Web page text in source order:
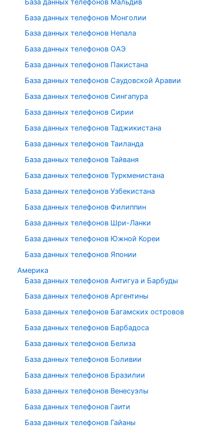
База данных телефонов Монголии
База данных телефонов Непала
База данных телефонов ОАЭ
База данных телефонов Пакистана
База данных телефонов Саудовской Аравии
База данных телефонов Сингапура
База данных телефонов Сирии
База данных телефонов Таджикистана
База данных телефонов Таиланда
База данных телефонов Тайваня
База данных телефонов Туркменистана
База данных телефонов Узбекистана
База данных телефонов Филиппин
База данных телефонов Шри-Ланки
База данных телефонов Южной Кореи
База данных телефонов Японии
Америка
База данных телефонов Антигуа и Барбуды
База данных телефонов Аргентины
База данных телефонов Багамских островов
База данных телефонов Барбадоса
База данных телефонов Белиза
База данных телефонов Боливии
База данных телефонов Бразилии
База данных телефонов Венесуэлы
База данных телефонов Гаити
База данных телефонов Гайаны